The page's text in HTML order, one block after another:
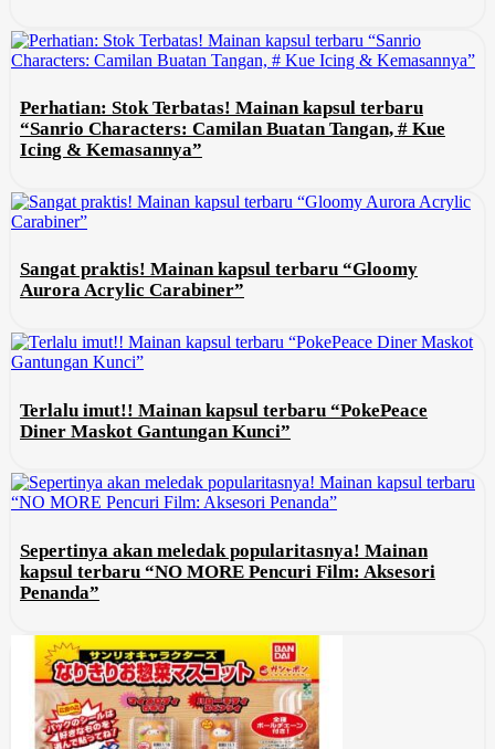
Perhatian: Stok Terbatas! Mainan kapsul terbaru
“Sanrio Characters: Camilan Buatan Tangan, # Kue
Icing & Kemasannya”
Sangat praktis! Mainan kapsul terbaru “Gloomy
Aurora Acrylic Carabiner”
Terlalu imut!! Mainan kapsul terbaru “PokePeace
Diner Maskot Gantungan Kunci”
Sepertinya akan meledak popularitasnya! Mainan
kapsul terbaru “NO MORE Pencuri Film: Aksesori
Penanda”